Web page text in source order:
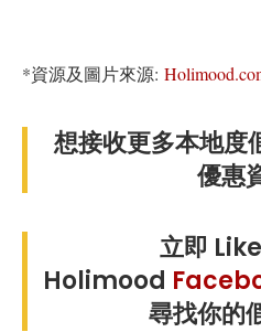
*資源及圖片來源:
想接收更多本地度
優惠
立即
Holimood
尋找你的